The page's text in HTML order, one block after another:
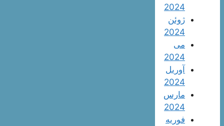
2024
ژوئن
2024
می
2024
آوریل
2024
مارس
2024
فوریه